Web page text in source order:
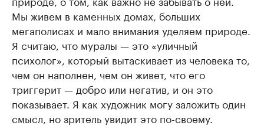
Мы живем в каменных домах, больших
мегаполисах и мало внимания уделяем природе.
Я считаю, что муралы — это «уличный
психолог», который вытаскивает из человека то,
чем он наполнен, чем он живет, что его
триггерит — добро или негатив, и он это
показывает. Я как художник могу заложить один
смысл, но зритель увидит это по-своему.